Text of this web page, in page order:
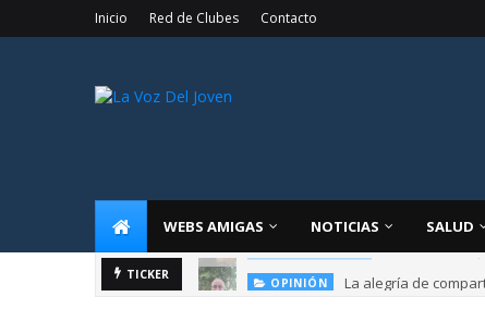
Inicio Red de Clubes Contacto
WEBS AMIGAS NOTICIAS SALUD
TICKER OPINIÓN La alegría de